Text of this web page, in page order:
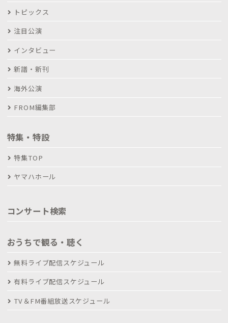
トピックス
注目公演
インタビュー
新譜・新刊
海外公演
FROM編集部
特集・特設
特集TOP
ヤマハホール
コンサート検索
おうちで観る・聴く
無料ライブ配信スケジュール
有料ライブ配信スケジュール
TV＆FM番組放送スケジュール